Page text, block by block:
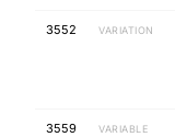
3552 VARIATION
3559 VARIABLE